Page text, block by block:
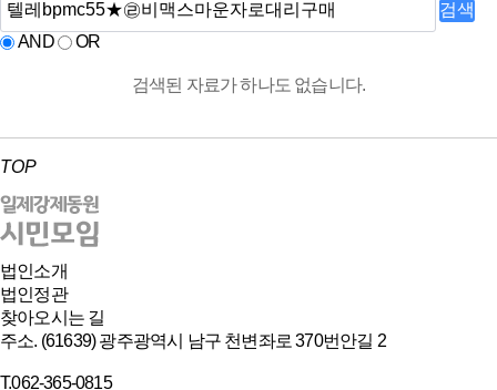
검색
AND
OR
검색된 자료가 하나도 없습니다.
TOP
법인소개
법인정관
찾아오시는 길
주소. (61639) 광주광역시 남구 천변좌로 370번안길 2
T.062-365-0815